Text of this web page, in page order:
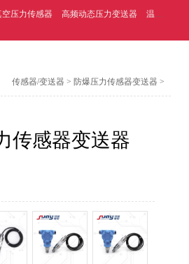
空压力传感器 高频动态压力变送器 温压一体式压力传感器
传感器/变送器 >防爆压力传感器变送器 >
传感器变送器